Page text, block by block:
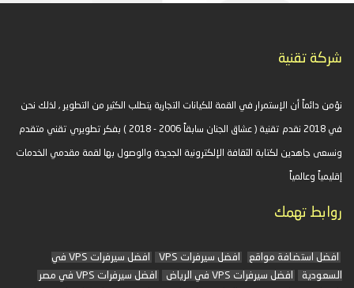
شركة تقنية
نؤمن دائماً أن الإستمرار في القمة للكيانات التجارية يتطلب الكثير من التطوير , لذلك نحن
في 2018 نقدم تقنية ( عشاق الجنان سابقاً 2006 - 2018 ) بفكر تطويري تقني متقدم
ونسعى جاهدين لكتابة الثقافة الإلكترونية الجديدة والوصول بها لقمة مقدمي الخدمات
إقليمياً وعالمياً
روابط تهمك
افضل استضافة مواقع افضل سيرفرات VPS
افضل سيرفرات VPS في
السعودية
افضل سيرفرات VPS في الرياض
افضل سيرفرات VPS في مصر